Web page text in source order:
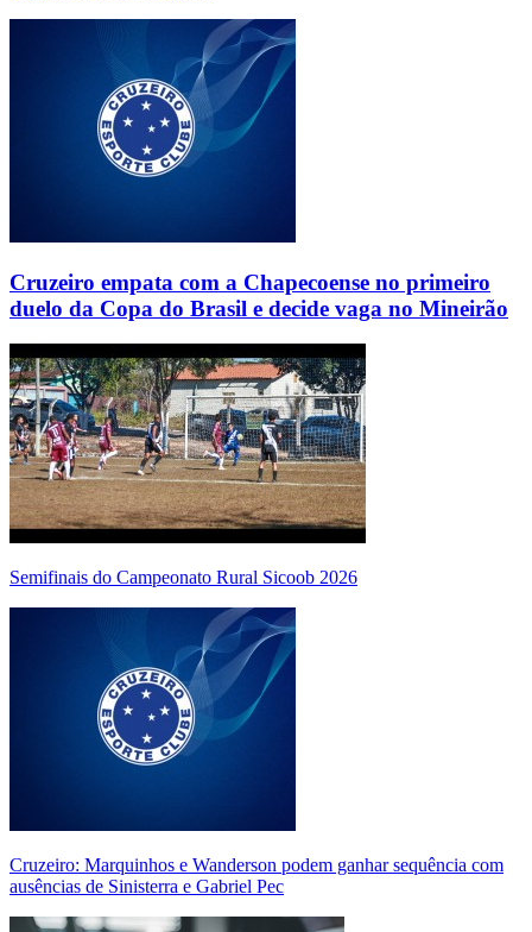
Cruzeiro empata com a Chapecoense no primeiro
duelo da Copa do Brasil e decide vaga no Mineirão
Semifinais do Campeonato Rural Sicoob 2026
Cruzeiro: Marquinhos e Wanderson podem ganhar sequência com
ausências de Sinisterra e Gabriel Pec